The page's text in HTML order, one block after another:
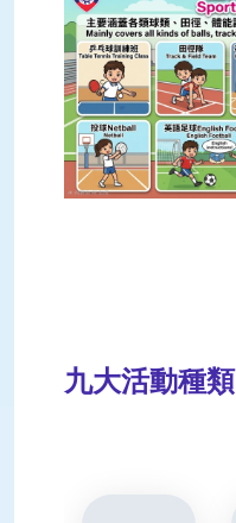
九大活動種類